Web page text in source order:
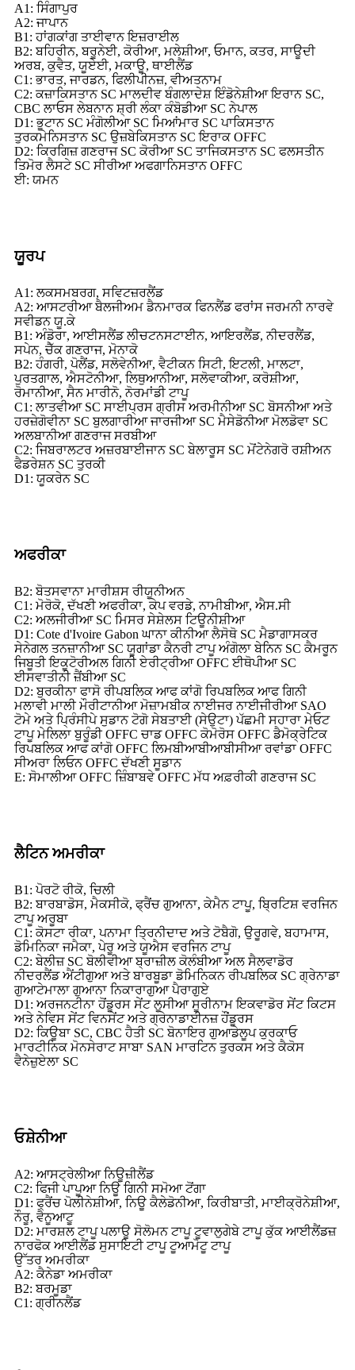
A1: ਸਿੰਗਾਪੁਰ
A2: ਜਾਪਾਨ
B1: ਹਾਂਗਕਾਂਗ ਤਾਈਵਾਨ ਇਜ਼ਰਾਈਲ
B2: ਬਹਿਰੀਨ, ਬਰੂਨੇਈ, ਕੋਰੀਆ, ਮਲੇਸ਼ੀਆ, ਓਮਾਨ, ਕਤਰ, ਸਾਊਦੀ
ਅਰਬ, ਕੁਵੈਤ, ਯੂਏਈ, ਮਕਾਊ, ਥਾਈਲੈਂਡ
C1: ਭਾਰਤ, ਜਾਰਡਨ, ਫਿਲੀਪੀਨਜ਼, ਵੀਅਤਨਾਮ
C2: ਕਜ਼ਾਕਿਸਤਾਨ SC ਮਾਲਦੀਵ ਬੰਗਲਾਦੇਸ਼ ਇੰਡੋਨੇਸ਼ੀਆ ਇਰਾਨ SC,
CBC ਲਾਓਸ ਲੇਬਨਾਨ ਸ਼੍ਰੀ ਲੰਕਾ ਕੰਬੋਡੀਆ SC ਨੇਪਾਲ
D1: ਭੂਟਾਨ SC ਮੰਗੋਲੀਆ SC ਮਿਆਂਮਾਰ SC ਪਾਕਿਸਤਾਨ
ਤੁਰਕਮੇਨਿਸਤਾਨ SC ਉਜ਼ਬੇਕਿਸਤਾਨ SC ਇਰਾਕ OFFC
D2: ਕਿਰਗਿਜ਼ ਗਣਰਾਜ SC ਕੋਰੀਆ SC ਤਾਜਿਕਸਤਾਨ SC ਫਲਸਤੀਨ
ਤਿਮੋਰ ਲੈਸਟੇ SC ਸੀਰੀਆ ਅਫਗਾਨਿਸਤਾਨ OFFC
ਈ: ਯਮਨ
ਯੂਰਪ
A1: ਲਕਸਮਬਰਗ, ਸਵਿਟਜ਼ਰਲੈਂਡ
A2: ਆਸਟਰੀਆ ਬੈਲਜੀਅਮ ਡੈਨਮਾਰਕ ਫਿਨਲੈਂਡ ਫਰਾਂਸ ਜਰਮਨੀ ਨਾਰਵੇ
ਸਵੀਡਨ ਯੂ.ਕੇ
B1: ਅੰਡੋਰਾ, ਆਈਸਲੈਂਡ ਲੀਚਟਨਸਟਾਈਨ, ਆਇਰਲੈਂਡ, ਨੀਦਰਲੈਂਡ,
ਸਪੇਨ, ਚੈੱਕ ਗਣਰਾਜ, ਮੋਨਾਕੋ
B2: ਹੰਗਰੀ, ਪੋਲੈਂਡ, ਸਲੋਵੇਨੀਆ, ਵੈਟੀਕਨ ਸਿਟੀ, ਇਟਲੀ, ਮਾਲਟਾ,
ਪੁਰਤਗਾਲ, ਐਸਟੋਨੀਆ, ਲਿਥੁਆਨੀਆ, ਸਲੋਵਾਕੀਆ, ਕਰੋਸ਼ੀਆ,
ਰੋਮਾਨੀਆ, ਸੈਨ ਮਾਰੀਨੋ, ਨੋਰਮਾਂਡੀ ਟਾਪੂ
C1: ਲਾਤਵੀਆ SC ਸਾਈਪ੍ਰਸ ਗ੍ਰੀਸ ਅਰਮੀਨੀਆ SC ਬੋਸਨੀਆ ਅਤੇ
ਹਰਜ਼ੇਗੋਵੀਨਾ SC ਬੁਲਗਾਰੀਆ ਜਾਰਜੀਆ SC ਮੈਸੇਡੋਨੀਆ ਮੋਲਡੋਵਾ SC
ਅਲਬਾਨੀਆ ਗਣਰਾਜ ਸਰਬੀਆ
C2: ਜਿਬਰਾਲਟਰ ਅਜ਼ਰਬਾਈਜਾਨ SC ਬੇਲਾਰੂਸ SC ਮੋਂਟੇਨੇਗਰੋ ਰਸ਼ੀਅਨ
ਫੈਡਰੇਸ਼ਨ SC ਤੁਰਕੀ
D1: ਯੂਕਰੇਨ SC
ਅਫਰੀਕਾ
B2: ਬੋਤਸਵਾਨਾ ਮਾਰੀਸ਼ਸ ਰੀਯੂਨੀਅਨ
C1: ਮੋਰੋਕੋ, ਦੱਖਣੀ ਅਫਰੀਕਾ, ਕੇਪ ਵਰਡੇ, ਨਾਮੀਬੀਆ, ਐਸ.ਸੀ
C2: ਅਲਜੀਰੀਆ SC ਮਿਸਰ ਸੇਸ਼ੇਲਸ ਟਿਊਨੀਸ਼ੀਆ
D1: Cote d'Ivoire Gabon ਘਾਨਾ ਕੀਨੀਆ ਲੈਸੋਥੋ SC ਮੈਡਾਗਾਸਕਰ
ਸੇਨੇਗਲ ਤਨਜ਼ਾਨੀਆ SC ਯੂਗਾਂਡਾ ਕੈਨਰੀ ਟਾਪੂ ਅੰਗੋਲਾ ਬੇਨਿਨ SC ਕੈਮਰੂਨ
ਜਿਬੂਤੀ ਇਕੂਟੋਰੀਅਲ ਗਿਨੀ ਏਰੀਟ੍ਰੀਆ OFFC ਈਥੋਪੀਆ SC
ਈਸਵਾਤੀਨੀ ਜ਼ੈਂਬੀਆ SC
D2: ਬੁਰਕੀਨਾ ਫਾਸੋ ਰੀਪਬਲਿਕ ਆਫ ਕਾਂਗੋ ਰਿਪਬਲਿਕ ਆਫ ਗਿਨੀ
ਮਲਾਵੀ ਮਾਲੀ ਮੌਰੀਟਾਨੀਆ ਮੋਜ਼ਾਮਬੀਕ ਨਾਈਜਰ ਨਾਈਜੀਰੀਆ SAO
ਟੋਮੇ ਅਤੇ ਪ੍ਰਿੰਸੀਪੇ ਸੁਡਾਨ ਟੋਗੋ ਸੇਬਤਾਈ (ਸੇਉਟਾ) ਪੱਛਮੀ ਸਹਾਰਾ ਮੇਓਟ
ਟਾਪੂ ਮੇਲਿਲਾ ਬੁਰੂੰਡੀ OFFC ਚਾਡ OFFC ਕੋਮੋਰੋਸ OFFC ਡੈਮੋਕ੍ਰੇਟਿਕ
ਰਿਪਬਲਿਕ ਆਫ ਕਾਂਗੋ OFFC ਲਿਮਬੀਆਬੀਆਬੀਸੀਆ ਰਵਾਂਡਾ OFFC
ਸੀਅਰਾ ਲਿਓਨ OFFC ਦੱਖਣੀ ਸੂਡਾਨ
E: ਸੋਮਾਲੀਆ OFFC ਜ਼ਿੰਬਾਬਵੇ OFFC ਮੱਧ ਅਫ਼ਰੀਕੀ ਗਣਰਾਜ SC
ਲੈਟਿਨ ਅਮਰੀਕਾ
B1: ਪੋਰਟੋ ਰੀਕੋ, ਚਿਲੀ
B2: ਬਾਰਬਾਡੋਸ, ਮੈਕਸੀਕੋ, ਫ੍ਰੈਂਚ ਗੁਆਨਾ, ਕੇਮੈਨ ਟਾਪੂ, ਬ੍ਰਿਟਿਸ਼ ਵਰਜਿਨ
ਟਾਪੂ ਅਰੂਬਾ
C1: ਕੋਸਟਾ ਰੀਕਾ, ਪਨਾਮਾ ਤ੍ਰਿਨੀਦਾਦ ਅਤੇ ਟੋਬੈਗੋ, ਉਰੂਗਵੇ, ਬਹਾਮਾਸ,
ਡੋਮਿਨਿਕਾ ਜਮੈਕਾ, ਪੇਰੂ ਅਤੇ ਯੂਐਸ ਵਰਜਿਨ ਟਾਪੂ
C2: ਬੇਲੀਜ਼ SC ਬੋਲੀਵੀਆ ਬ੍ਰਾਜ਼ੀਲ ਕੋਲੰਬੀਆ ਅਲ ਸੈਲਵਾਡੋਰ
ਨੀਦਰਲੈਂਡ ਐਂਟੀਗੁਆ ਅਤੇ ਬਾਰਬੂਡਾ ਡੋਮਿਨਿਕਨ ਰੀਪਬਲਿਕ SC ਗ੍ਰੇਨਾਡਾ
ਗੁਆਟੇਮਾਲਾ ਗੁਆਨਾ ਨਿਕਾਰਾਗੁਆ ਪੈਰਾਗੁਏ
D1: ਅਰਜਨਟੀਨਾ ਹੋਂਡੂਰਸ ਸੇਂਟ ਲੂਸੀਆ ਸੂਰੀਨਾਮ ਇਕਵਾਡੋਰ ਸੇਂਟ ਕਿਟਸ
ਅਤੇ ਨੇਵਿਸ ਸੇਂਟ ਵਿਨਸੇਂਟ ਅਤੇ ਗ੍ਰੇਨਾਡਾਈਨਜ਼ ਹੌਂਡੂਰਸ
D2: ਕਿਊਬਾ SC, CBC ਹੈਤੀ SC ਬੋਨਾਇਰ ਗੁਆਡੇਲੂਪ ਕੁਰਕਾਓ
ਮਾਰਟੀਨਿਕ ਮੋਨਸੇਰਾਟ ਸਾਬਾ SAN ਮਾਰਟਿਨ ਤੁਰਕਸ ਅਤੇ ਕੈਕੋਸ
ਵੈਨੇਜ਼ੁਏਲਾ SC
ਓਸ਼ੇਨੀਆ
A2: ਆਸਟ੍ਰੇਲੀਆ ਨਿਊਜ਼ੀਲੈਂਡ
C2: ਫਿਜੀ ਪਾਪੂਆ ਨਿਊ ਗਿਨੀ ਸਮੋਆ ਟੋਂਗਾ
D1: ਫ੍ਰੈਂਚ ਪੋਲੀਨੇਸ਼ੀਆ, ਨਿਊ ਕੈਲੇਡੋਨੀਆ, ਕਿਰੀਬਾਤੀ, ਮਾਈਕ੍ਰੋਨੇਸ਼ੀਆ,
ਨੌਰੂ, ਵੈਨੂਆਟੂ
D2: ਮਾਰਸ਼ਲ ਟਾਪੂ ਪਲਾਊ ਸੋਲੋਮਨ ਟਾਪੂ ਟੂਵਾਲੁਗੇਬੇ ਟਾਪੂ ਕੁੱਕ ਆਈਲੈਂਡਜ਼
ਨਾਰਫੋਕ ਆਈਲੈਂਡ ਸੁਸਾਇਟੀ ਟਾਪੂ ਟੂਆਮੋਟੂ ਟਾਪੂ
ਉੱਤਰ ਅਮਰੀਕਾ
A2: ਕੈਨੇਡਾ ਅਮਰੀਕਾ
B2: ਬਰਮੂਡਾ
C1: ਗ੍ਰੀਨਲੈਂਡ